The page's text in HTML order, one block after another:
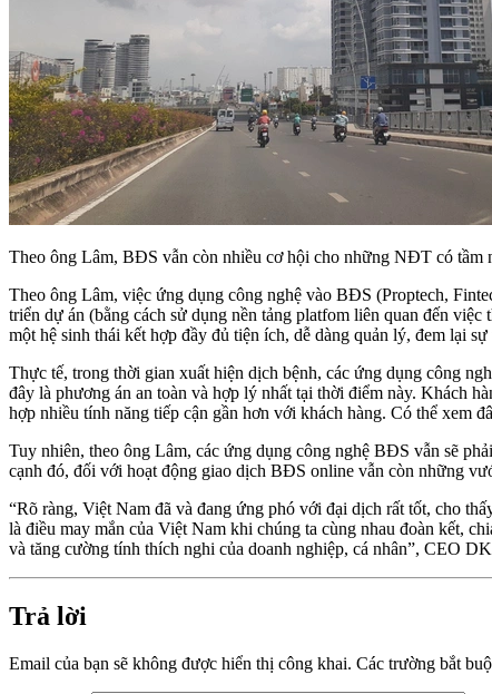
Theo ông Lâm, BĐS vẫn còn nhiều cơ hội cho những NĐT có tầm
Theo ông Lâm, việc ứng dụng công nghệ vào BĐS (Proptech,
triển dự án (bằng cách sử dụng nền tảng platfom liên quan đến
một hệ sinh thái kết hợp đầy đủ tiện ích, dễ dàng quản lý, đem lại
Thực tế, trong thời gian xuất hiện dịch bệnh, các ứng dụng công
đây là phương án an toàn và hợp lý nhất tại thời điểm này. Khách
hợp nhiều tính năng tiếp cận gần hơn với khách hàng. Có thể xem
Tuy nhiên, theo ông Lâm, các ứng dụng công nghệ BĐS vẫn sẽ
cạnh đó, đối với hoạt động giao dịch BĐS online vẫn còn những
“Rõ ràng, Việt Nam đã và đang ứng phó với đại dịch rất tốt, cho
là điều may mắn của Việt Nam khi chúng ta cùng nhau đoàn kết,
và tăng cường tính thích nghi của doanh nghiệp, cá nhân”, CEO
Trả lời
Email của bạn sẽ không được hiển thị công khai. Các trường bắt